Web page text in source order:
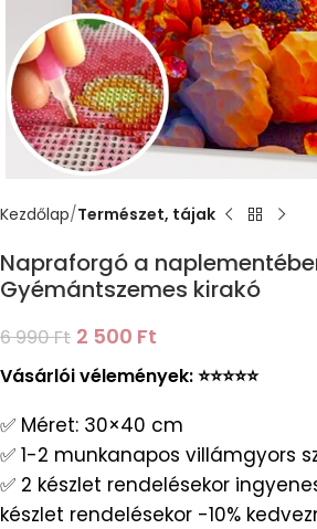
Kezdőlap Természet, tájak
Napraforgó a
Gyémántszemes kirakó
6 990Ft 2 500 Ft
Vásárlói vélemények: ⭐️⭐️⭐️⭐️⭐️
✅ Méret: 30×40 cm
✅ 1-2 munkanapos villámgyors
✅ 2 készlet rendelésekor
készlet rendelésekor -10%